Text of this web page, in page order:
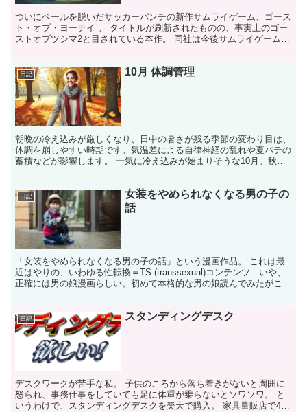
ついにベールを脱いだサッカーパンチの新作サムライゲーム、ゴース
ト・オブ・ヨーテイ 。 タイトルが刷新されたものの、事実上のゴー
ストオブツシマ2と目されている本作。 同社は今後サムライゲームシ
日記 10月 体調管理
朝晩の冷え込みが厳しくなり、日中の暑さが残る季節の変わり目は、
体調を崩しやすい時期です。気温差による自律神経の乱れや夏バテの
蓄積などが影響します。 一気に冷え込みが始まりそうな10月。秋を
日記
女装をやめられなくなる男の子の
話
「女装をやめられなくなる男の子の話」という漫画作品。 これは最
近はやりの、いわゆる性転換＝TS (transsexual)コンテンツ…いや、
正確には男の娘漫画らしい。初めて本格的な男の娘読んでみたがこれ
日記 スタンディングデスク
デスクワークが苦手な私。 子供のころから落ち着きがないと周囲に
怒られ、事務仕事をしていても足に体重が乗らないとソワソワ。 と
いうわけで、スタンディングデスクを楽天で購入。 家具量販店で4万